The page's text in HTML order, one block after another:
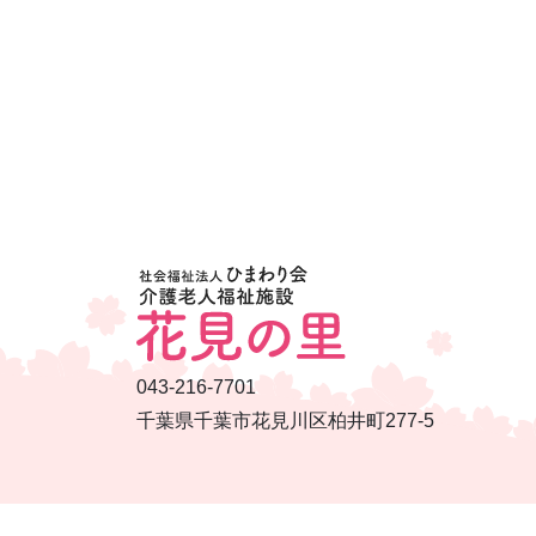
043-216-7701
千葉県千葉市花見川区柏井町277-5